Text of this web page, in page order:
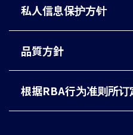
私人信息保护方针
品質方針
根据RBA行为准则所